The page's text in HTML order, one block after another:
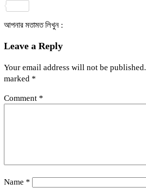
আপনার মতামত লিখুন :
Leave a Reply
Your email address will not be published.
marked *
Comment *
Name *